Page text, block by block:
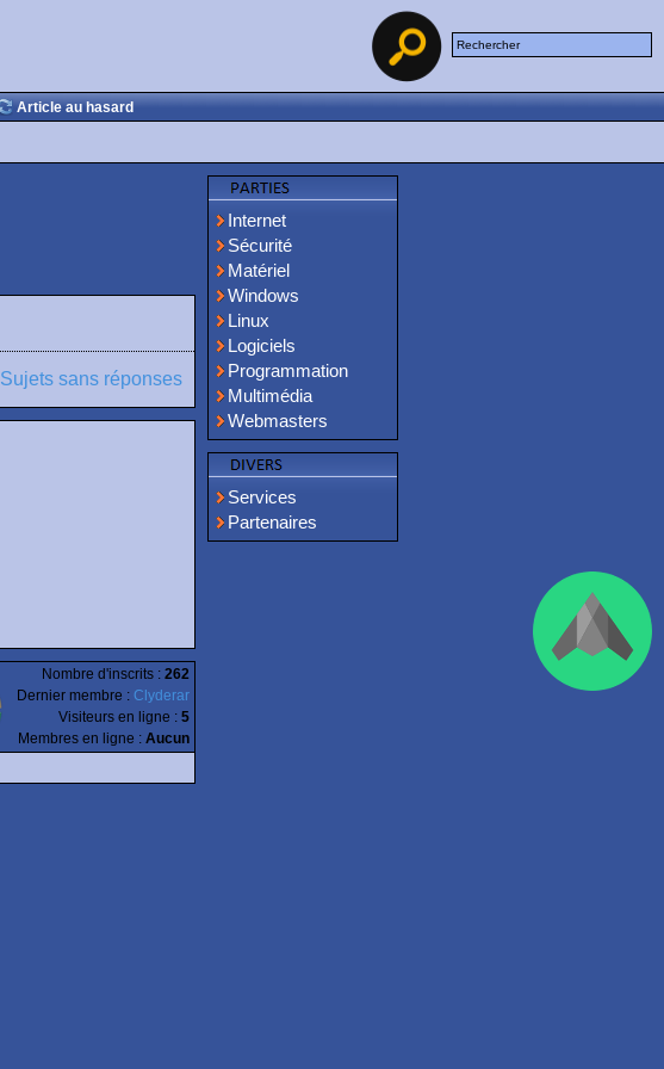
Article au hasard
Internet
Sécurité
Matériel
Windows
Linux
Logiciels
Programmation
Multimédia
Webmasters
Services
Partenaires
Sujets sans réponses
Nombre d'inscrits : 262
Dernier membre : Clyderar
Visiteurs en ligne : 5
Membres en ligne : Aucun